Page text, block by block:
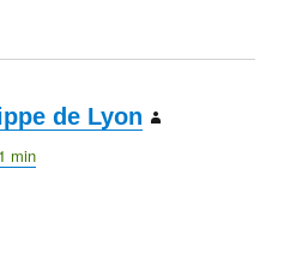
de Lyon
min